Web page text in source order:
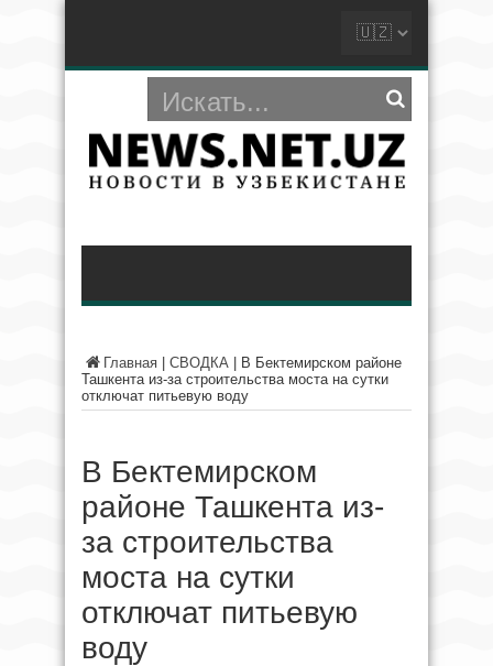
Главная СВОДКА
В Бектемирском районе
Ташкента из-за строительства моста на сутки
отключат питьевую воду
В Бектемирском
районе Ташкента из-
за строительства
моста на сутки
отключат питьевую
воду